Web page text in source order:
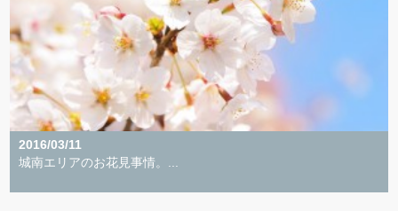
2016/03/11
城南エリアのお花見事情。...